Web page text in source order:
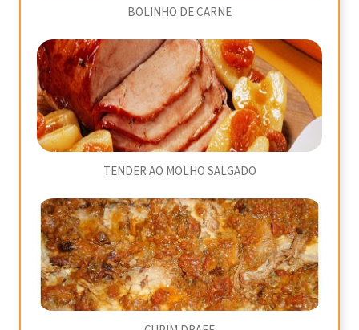
BOLINHO DE CARNE
TENDER AO MOLHO SALGADO